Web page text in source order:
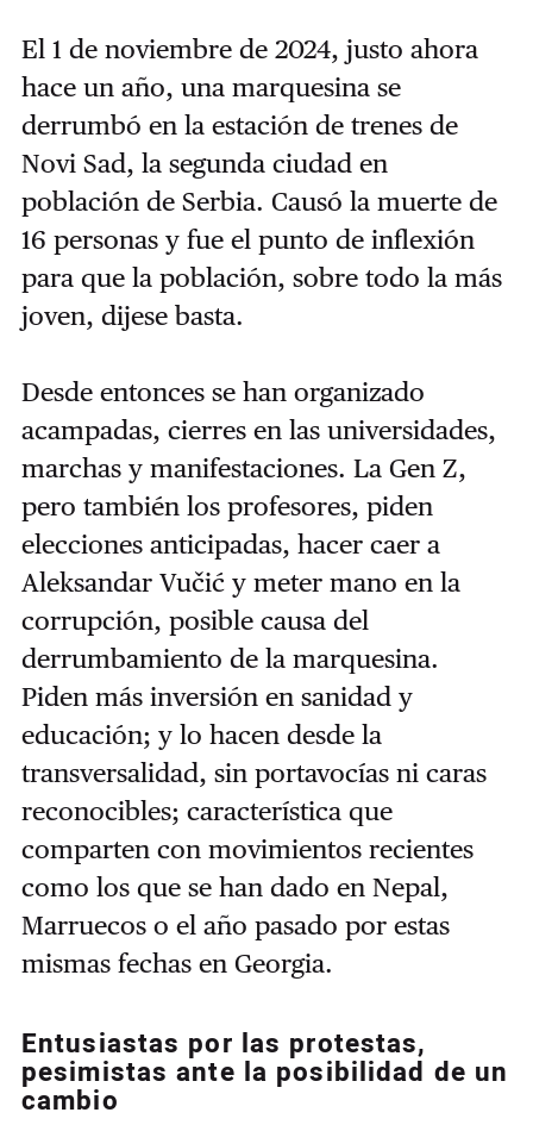
El 1 de noviembre de 2024, justo ahora
hace un año, una marquesina se
derrumbó en la estación de trenes de
Novi Sad, la segunda ciudad en
población de Serbia. Causó la muerte de
16 personas y fue el punto de inflexión
para que la población, sobre todo la más
joven, dijese basta.
Desde entonces se han organizado
acampadas, cierres en las universidades,
marchas y manifestaciones. La Gen Z,
pero también los profesores, piden
elecciones anticipadas, hacer caer a
Aleksandar Vučić y meter mano en la
corrupción, posible causa del
derrumbamiento de la marquesina.
Piden más inversión en sanidad y
educación; y lo hacen desde la
transversalidad, sin portavocías ni caras
reconocibles; característica que
comparten con movimientos recientes
como los que se han dado en Nepal,
Marruecos o el año pasado por estas
mismas fechas en Georgia.
Entusiastas por las protestas,
pesimistas ante la posibilidad de un
cambio